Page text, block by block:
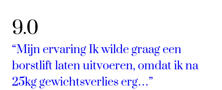
9.0
“Mijn ervaring Ik wilde graag een
borstlift laten uitvoeren, omdat ik na
25kg gewichtsverlies erg…”